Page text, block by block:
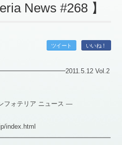
News #268 】
ツイート いいね！
Vol.2
ォテリア ニュース —
index.html